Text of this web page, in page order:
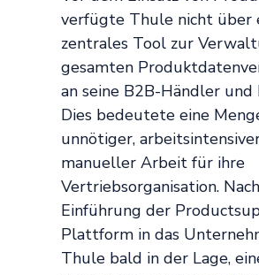
verfügte Thule nicht über
zentrales Tool zur
gesamten
an seine B2B-Händler und
Dies bedeutete eine
unnötiger,
manueller Arbeit für ihre
Vertriebsorganisation.
Einführung der
Plattform in das
Thule bald in der Lage,